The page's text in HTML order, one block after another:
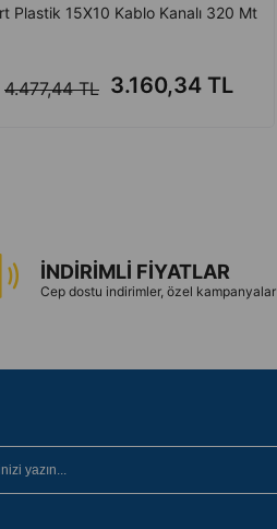
Plastik 15X10 Kablo Kanalı 320 Mt
3.160,34 TL
4.477,44 TL
İNDİRİMLİ FİYATLAR
Cep dostu indirimler, özel kampanyalar